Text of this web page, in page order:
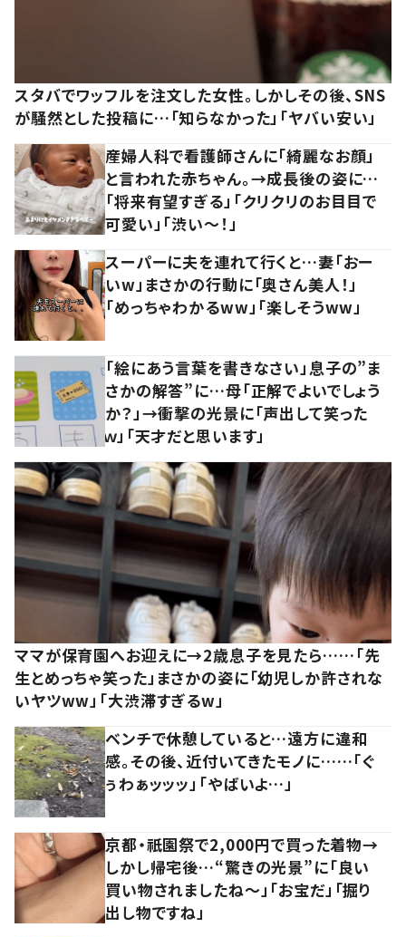
スタバでワッフルを注文した女性。しかしその後、SNS
が騒然とした投稿に…「知らなかった」「ヤバい安い」
産婦人科で看護師さんに「綺麗なお顔」
と言われた赤ちゃん。→成長後の姿に…
「将来有望すぎる」「クリクリのお目目で
可愛い」「渋い～！」
スーパーに夫を連れて行くと…妻「おー
いw」まさかの行動に「奥さん美人！」
「めっちゃわかるww」「楽しそうww」
「絵にあう言葉を書きなさい」息子の”ま
さかの解答”に…母「正解でよいでしょう
か？」→衝撃の光景に「声出して笑った
ｗ」「天才だと思います」
ママが保育園へお迎えに→2歳息子を見たら……「先
生とめっちゃ笑った」まさかの姿に「幼児しか許されな
いヤツww」「大渋滞すぎるw」
ベンチで休憩していると…遠方に違和
感。その後、近付いてきたモノに……「ぐ
ぅわぁッッッ」「やばいよ…」
京都・祇園祭で2,000円で買った着物→
しかし帰宅後…“驚きの光景”に「良い
買い物されましたね～」「お宝だ」「掘り
出し物ですね」